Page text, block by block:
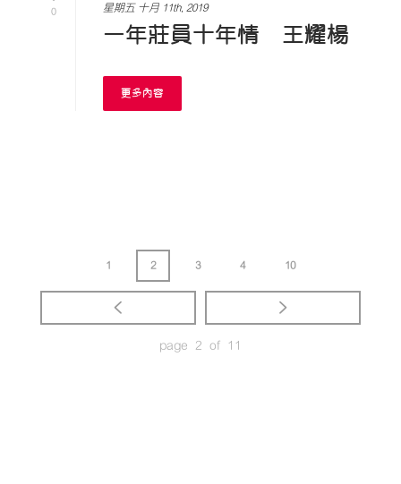
0
星期五 十月 11th, 2019
一年莊員十年情 王耀楊
更多內容
1 2 3 4 10
page 2 of 11